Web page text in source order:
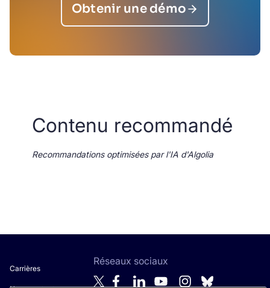
Obtenir une démo
Contenu recommandé
Recommandations optimisées par l'IA d'Algolia
Carrières
Réseaux sociaux